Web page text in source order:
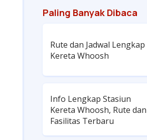
Paling Banyak Dibaca
Rute dan Jadwal Lengkap
Kereta Whoosh
Info Lengkap Stasiun
Kereta Whoosh, Rute dan
Fasilitas Terbaru